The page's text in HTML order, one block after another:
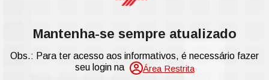
Mantenha-se sempre atualizado
Obs.: Para ter acesso aos informativos, é necessário fazer
seu login na
Área Restrita